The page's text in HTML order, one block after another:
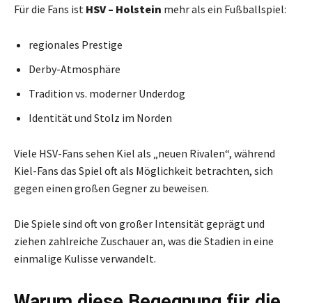
Für die Fans ist HSV – Holstein mehr als ein Fußballspiel:
regionales Prestige
Derby-Atmosphäre
Tradition vs. moderner Underdog
Identität und Stolz im Norden
Viele HSV-Fans sehen Kiel als „neuen Rivalen“, während
Kiel-Fans das Spiel oft als Möglichkeit betrachten, sich
gegen einen großen Gegner zu beweisen.
Die Spiele sind oft von großer Intensität geprägt und
ziehen zahlreiche Zuschauer an, was die Stadien in eine
einmalige Kulisse verwandelt.